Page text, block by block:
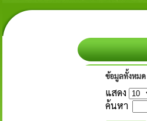
ข้อมูลทั้งหมด
แสดง
ค้นหา